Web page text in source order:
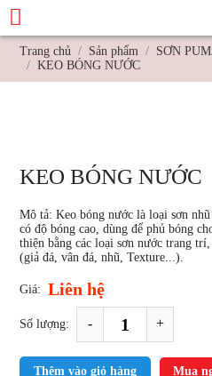
Trang chủ Sản phẩm SƠN
KEO BÓNG NƯỚC
KEO BÓNG NƯỚC
Mô tả: Keo bóng nước là loại sơn
có độ bóng cao, dùng để phủ bóng
thiện bằng các loại sơn nước trang
(giả đá, vân đá, nhũ, Texture...).
Giá: Liên hệ
Số lượng: - +
Thêm vào giỏ hàng Mua